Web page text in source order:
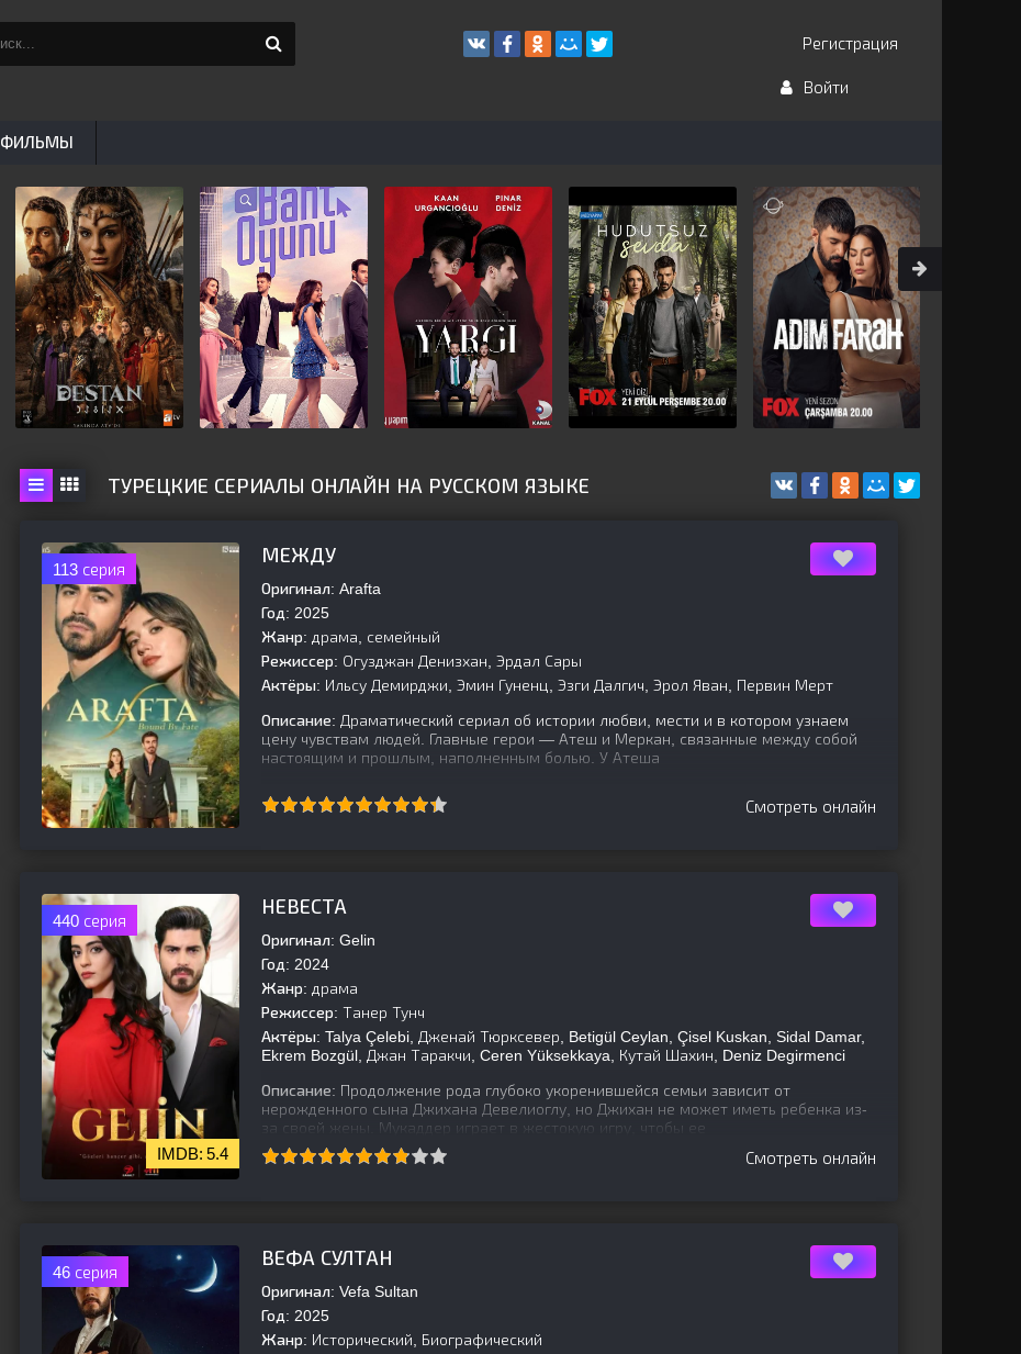
ТУРЕЦКИЕ СЕРИАЛЫ ОНЛАЙН НА РУССКОМ ЯЗЫКЕ
113 серия
МЕЖДУ
Оригинал: Arafta
Год: 2025
Жанр: драма, семейный
Режиссер: Огузджан Денизхан, Эрдал Сары
Актёры: Ильсу Демирджи, Эмин Гуненц, Эзги Далгич, Эрол Яван, Первин Мерт
Описание: Драматический сериал об истории любви, мести и в котором узнаем
цену чувствам людей. Главные герои — Атеш и Меркан, связанные между собой
настоящим и прошлым, наполненным болью. У Атеша
Смотреть онлайн
440 серия
5.4
НЕВЕСТА
Оригинал: Gelin
Год: 2024
Жанр: драма
Режиссер: Танер Тунч
Актёры: Talya Çelebi, Дженай Тюрксевер, Betigül Ceylan, Çisel Kuskan, Sidal Damar,
Ekrem Bozgül, Джан Таракчи, Ceren Yüksekkaya, Кутай Шахин, Deniz Degirmenci
Описание: Продолжение рода глубоко укоренившейся семьи зависит от
нерожденного сына Джихана Девелиоглу, но Джихан не может иметь ребенка из-
за своей жены. Мукаддер играет в жестокую игру, чтобы ее
Смотреть онлайн
46 серия
ВЕФА СУЛТАН
Оригинал: Vefa Sultan
Год: 2025
Жанр: Исторический, Биографический
Регистрация
Войти
ФИЛЬМЫ